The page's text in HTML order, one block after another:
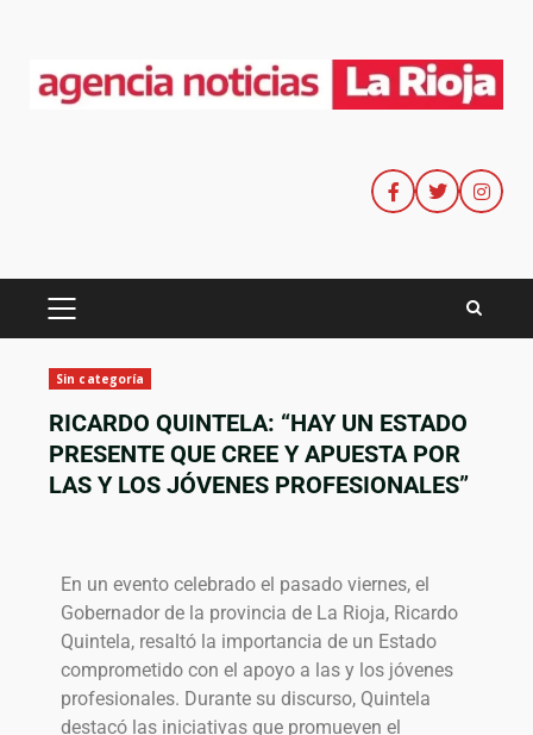
Sin categoría
RICARDO QUINTELA: “HAY UN ESTADO
PRESENTE QUE CREE Y APUESTA POR
LAS Y LOS JÓVENES PROFESIONALES”
En un evento celebrado el pasado viernes, el
Gobernador de la provincia de La Rioja, Ricardo
Quintela, resaltó la importancia de un Estado
comprometido con el apoyo a las y los jóvenes
profesionales. Durante su discurso, Quintela
destacó las iniciativas que promueven el